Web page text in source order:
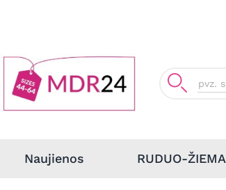
Naujienos RUDUO-ŽIEMA